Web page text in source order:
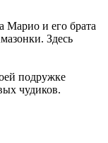
Марио и его брата
Здесь
подружке
чудиков.